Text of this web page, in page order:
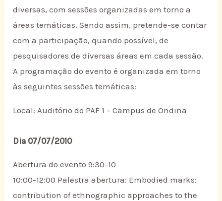
diversas, com sessões organizadas em torno a
áreas temáticas. Sendo assim, pretende-se contar
com a participação, quando possível, de
pesquisadores de diversas áreas em cada sessão.
A programação do evento é organizada em torno
às seguintes sessões temáticas:
Local: Auditório do PAF 1 – Campus de Ondina
Dia 07/07/2010
Abertura do evento 9:30-10
10:00-12:00 Palestra abertura: Embodied marks:
contribution of ethnographic approaches to the